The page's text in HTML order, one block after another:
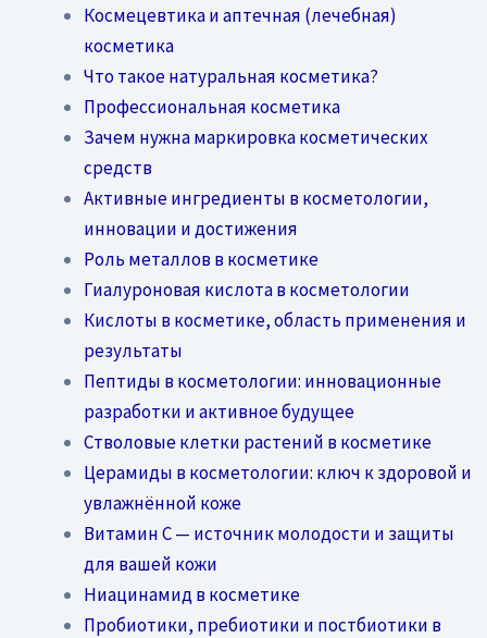
Космецевтика и аптечная (лечебная)
косметика
Что такое натуральная косметика?
Профессиональная косметика
Зачем нужна маркировка косметических
средств
Активные ингредиенты в косметологии,
инновации и достижения
Роль металлов в косметике
Гиалуроновая кислота в косметологии
Кислоты в косметике, область применения и
результаты
Пептиды в косметологии: инновационные
разработки и активное будущее
Стволовые клетки растений в косметике
Церамиды в косметологии: ключ к здоровой и
увлажнённой коже
Витамин C — источник молодости и защиты
для вашей кожи
Ниацинамид в косметике
Пробиотики, пребиотики и постбиотики в